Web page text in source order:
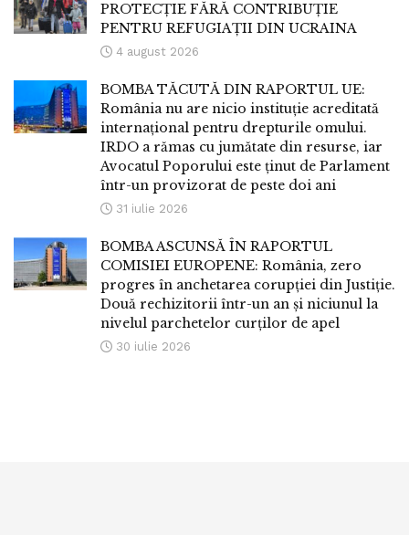
PROTECȚIE FĂRĂ CONTRIBUȚIE
PENTRU REFUGIAȚII DIN UCRAINA
4 august 2026
BOMBA TĂCUTĂ DIN RAPORTUL UE:
România nu are nicio instituție acreditată
internațional pentru drepturile omului.
IRDO a rămas cu jumătate din resurse, iar
Avocatul Poporului este ținut de Parlament
într-un provizorat de peste doi ani
31 iulie 2026
BOMBA ASCUNSĂ ÎN RAPORTUL
COMISIEI EUROPENE: România, zero
progres în anchetarea corupției din Justiție.
Două rechizitorii într-un an și niciunul la
nivelul parchetelor curților de apel
30 iulie 2026